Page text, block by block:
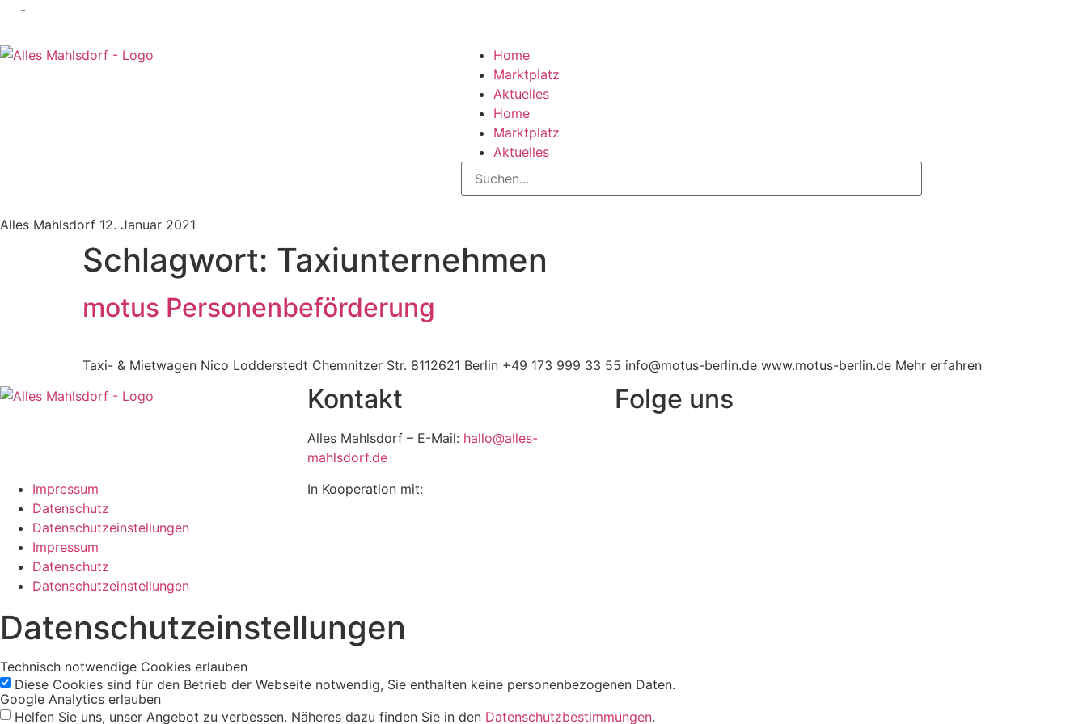
-
Home
Marktplatz
Aktuelles
Home
Marktplatz
Aktuelles
Alles Mahlsdorf 12. Januar 2021
Schlagwort: Taxiunternehmen
motus Personenbeförderung
Taxi- & Mietwagen Nico Lodderstedt Chemnitzer Str. 8112621 Berlin +49 173 999 33 55 info@motus-berlin.de www.motus-berlin.de Mehr erfahren
Kontakt
Alles Mahlsdorf – E-Mail: hallo@alles-
mahlsdorf.de
Folge uns
Impressum
Datenschutz
Datenschutzeinstellungen
Impressum
Datenschutz
Datenschutzeinstellungen
In Kooperation mit:
Datenschutzeinstellungen
Technisch notwendige Cookies erlauben
Diese Cookies sind für den Betrieb der Webseite notwendig, Sie enthalten keine personenbezogenen Daten.
Google Analytics erlauben
Helfen Sie uns, unser Angebot zu verbessen. Näheres dazu finden Sie in den Datenschutzbestimmungen.